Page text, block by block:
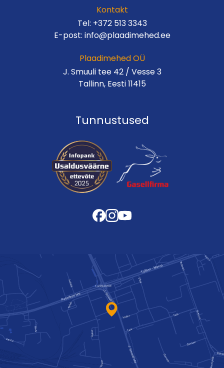
Kontakt
Tel: +372 513 3343
E-post: info@plaadimehed.ee
Plaadimehed OÜ
J. Smuuli tee 42 / Vesse 3
Tallinn, Eesti 11415
Tunnustused